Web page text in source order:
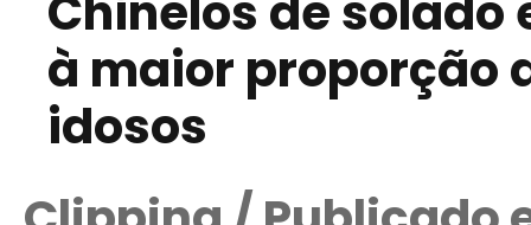
à maior proporção
idosos